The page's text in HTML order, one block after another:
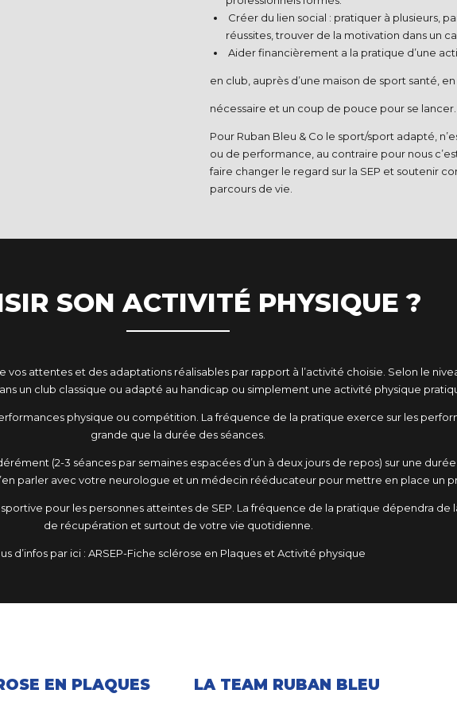
Créer du lien social : pratiquer à plusieurs,
réussites, trouver de la motivation dans un
Aider financièrement a la pratique d’une
en club, auprès d’une maison de sport santé,
nécessaire et un coup de pouce pour se lancer.
Pour Ruban Bleu & Co le sport/sport adapté,
ou de performance, au contraire pour nous
faire changer le regard sur la SEP et soutenir
parcours de vie.
SON ACTIVITÉ PHYSIQUE ?
vos attentes et des adaptations réalisables par rapport à l’activité choisie. Selon le
un club classique ou adapté au handicap ou simplement une activité physique
physique ou compétition. La fréquence de la pratique exerce sur les
grande que la durée des séances.
(2-3 séances par semaines espacées d’un à deux jours de repos) sur une
parler avec votre neurologue et un médecin rééducateur pour mettre en place un
pour les personnes atteintes de SEP. La fréquence de la pratique dépendra de
de récupération et surtout de votre vie quotidienne.
d’infos par ici : ARSEP-Fiche sclérose en Plaques et Activité physique
EN PLAQUES LA TEAM RUBAN BLEU